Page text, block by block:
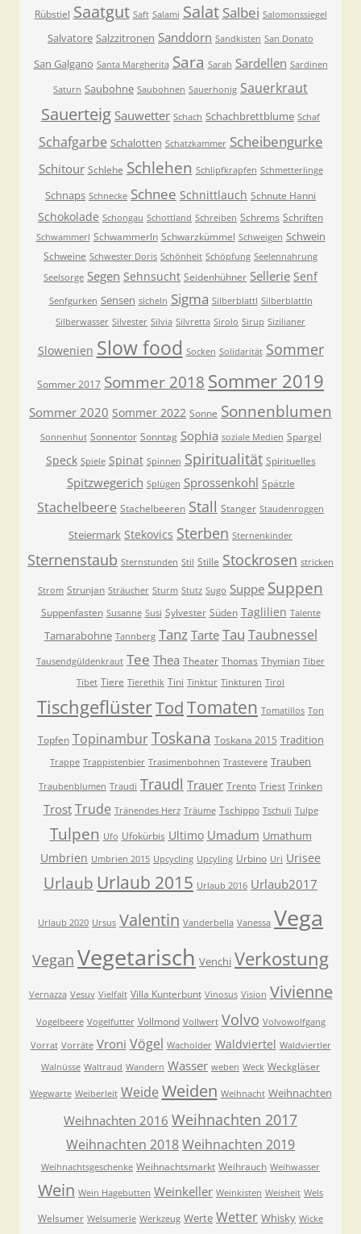
Rübstiel Saatgut Saft Salami Salat Salbei Salomonssiegel
Salvatore Salzzitronen Sanddorn Sandkisten San Donato
San Galgano Santa Margherita Sara Sarah Sardellen Sardinen
Saturn Saubohne Saubohnen Sauerhonig Sauerkraut
Sauerteig Sauwetter Schach Schachbrettblume Schaf
Schafgarbe Schalotten Schatzkammer Scheibengurke
Schitour Schlehe Schlehen Schlipfkrapfen Schmetterlinge
Schnaps Schnecke Schnee Schnittlauch Schnute Hanni
Schokolade Schongau Schottland Schreiben Schrems Schriften
Schwammerl Schwammerln Schwarzkümmel Schweigen Schwein
Schweine Schwester Doris Schönheit Schöpfung Seelennahrung
Seelsorge Segen Sehnsucht Seidenhühner Sellerie Senf
Senfgurken Sensen sicheln Sigma Silberblattl Silberblattln
Silberwasser Silvester Silvia Silvretta Sirolo Sirup Sizilianer
Slowenien Slow food Socken Solidarität Sommer
Sommer 2017 Sommer 2018 Sommer 2019
Sommer 2020 Sommer 2022 Sonne Sonnenblumen
Sonnenhut Sonnentor Sonntag Sophia soziale Medien Spargel
Speck Spiele Spinat Spinnen Spiritualität Spirituelles
Spitzwegerich Splügen Sprossenkohl Spätzle
Stachelbeere Stachelbeeren Stall Stanger Staudenroggen
Steiermark Stekovics Sterben Sternenkinder
Sternenstaub Sternstunden Stil Stille Stockrosen stricken
Strom Strunjan Sträucher Sturm Stutz Sugo Suppe Suppen
Suppenfasten Susanne Susi Sylvester Süden Taglilien Talente
Tamarabohne Tannberg Tanz Tarte Tau Taubnessel
Tausendgüldenkraut Tee Thea Theater Thomas Thymian Tiber
Tibet Tiere Tierethik Tini Tinktur Tinkturen Tirol
TischgeflüsterTodTomaten Tomatillos Ton
Topfen Topinambur Toskana Toskana 2015 Tradition
Trappe Trappistenbier Trasimenbohnen Trastevere Trauben
Traubenblumen Traudi Traudl Trauer Trento Triest Trinken
Trost Trude Tränendes Herz Träume Tschippo Tschuli Tulpe
Tulpen Ufo Ufokürbis Ultimo Umadum Umathum
Umbrien Umbrien 2015 Upcycling Upcyling Urbino Uri Urisee
Urlaub Urlaub 2015 Urlaub 2016 Urlaub2017
Urlaub 2020 Ursus Valentin Vanderbella Vanessa Vega
Vegan Vegetarisch Venchi Verkostung
Vernazza Vesuv Vielfalt Villa Kunterbunt Vinosus Vision Vivienne
Vogelbeere Vogelfutter Vollmond Vollwert Volvo Volvowolfgang
Vorrat Vorräte Vroni Vögel Wacholder Waldviertel Waldviertler
Walnüsse Waltraud Wandern Wasser weben Weck Weckgläser
Wegwarte Weiberleit Weide Weiden Weihnacht Weihnachten
Weihnachten 2016 Weihnachten 2017
Weihnachten 2018Weihnachten 2019
Weihnachtsgeschenke Weihnachtsmarkt Weihrauch Weihwasser
Wein Wein Hagebutten Weinkeller Weinkisten Weisheit Wels
Welsumer Welsumerle Werkzeug Werte Wetter Whisky Wicke